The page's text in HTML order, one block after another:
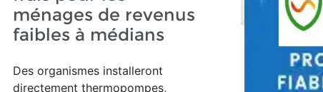
ménages de revenus
faibles à médians
Des organismes installeront
directement thermopompes,